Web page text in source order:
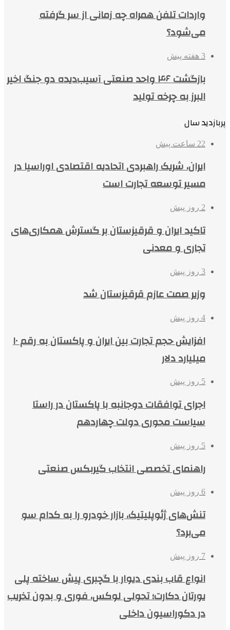
واردات تلفن همراه چه زمانی از سر گرفته
می‌شود؟
3 هفته پیش
بازگشت ۴۶ واحد صنعتی آسیب‌دیده دو جنگ اخیر
البرز به چرخه تولید
پربازدید سال
22 ساعت پیش
ایران، شریک راهبردی اتحادیه اقتصادی اوراسیا در
مسیر توسعه تجارت است
2 روز پیش
تاکید ایران و قرقیزستان بر گسترش همکاری‌های
تجاری و معدنی
3 روز پیش
وزیر صمت عازم قرقیزستان شد
4 روز پیش
افزایش حجم تجارت بین ایران و پاکستان به رقم ۱۰
میلیارد دلار
5 روز پیش
اجرای توافقات دوجانبه با پاکستان در راستا
سیاست محوری دولت چهاردهم
5 روز پیش
راهنمای تخصصی انتخاب گیربکس صنعتی
6 روز پیش
تنش‌های ژئوپلیتیک، بازار خودرو را به کدام سو
می‌برد؟
7 روز پیش
انواع قاب بندی دیوار با گچبری پیش ساخته پلی
یورتان دکارت؛ تحولی لوکس، فوری و بدون تخریب
در دکوراسیون داخلی